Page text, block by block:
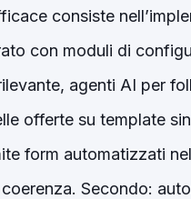
consiste
con moduli di
agenti AI per
offerte su template
form automatizzati
Secondo: